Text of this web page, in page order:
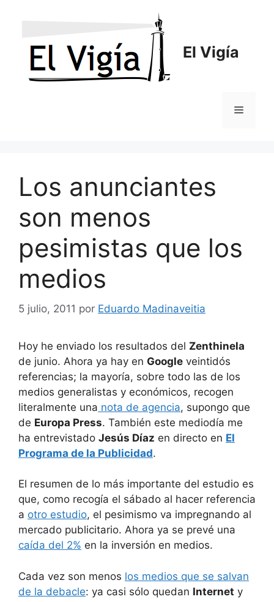
El Vigía
Menú
Los anunciantes
son menos
pesimistas que los
medios
5 julio, 2011 por Eduardo Madinaveitia
Hoy he enviado los resultados del Zenthinela
de junio. Ahora ya hay en Google veintidós
referencias; la mayoría, sobre todo las de los
medios generalistas y económicos, recogen
literalmente una nota de agencia, supongo que
de Europa Press. También este mediodía me
ha entrevistado Jesús Díaz en directo en El
Programa de la Publicidad.
El resumen de lo más importante del estudio es
que, como recogía el sábado al hacer referencia
a otro estudio, el pesimismo va impregnando al
mercado publicitario. Ahora ya se prevé una
caída del 2% en la inversión en medios.
Cada vez son menos los medios que se salvan
de la debacle: ya casi sólo quedan Internet y